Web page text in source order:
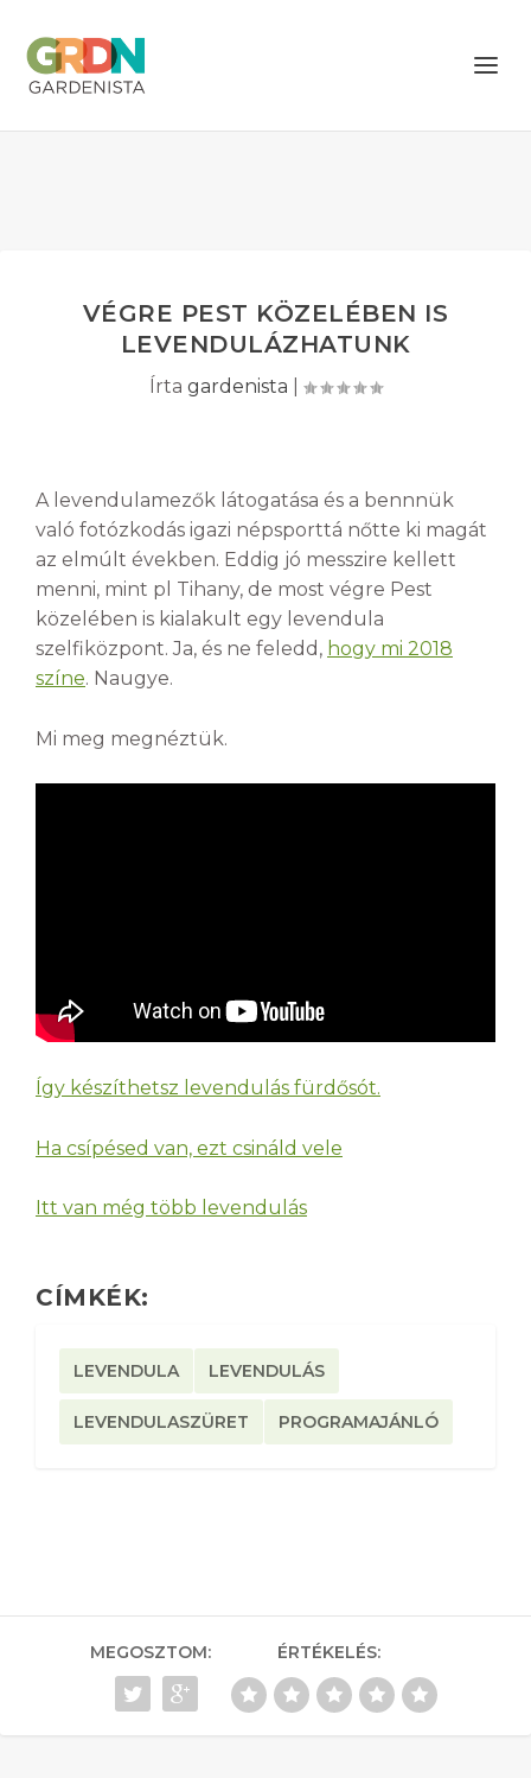
VÉGRE PEST KÖZELÉBEN IS
LEVENDULÁZHATUNK
Írta gardenista
A levendulamezők látogatása és a bennnük
való fotózkodás igazi népsporttá nőtte ki magát
az elmúlt években. Eddig jó messzire kellett
menni, mint pl Tihany, de most végre Pest
közelében is kialakult egy levendula
szelfiközpont. Ja, és ne feledd, hogy mi 2018
színe. Naugye.
Mi meg megnéztük.
Így készíthetsz levendulás fürdősót.
Ha csípésed van, ezt csináld vele
Itt van még több levendulás
CÍMKÉK:
LEVENDULA LEVENDULÁS
LEVENDULASZÜRET PROGRAMAJÁNLÓ
MEGOSZTOM: ÉRTÉKELÉS: